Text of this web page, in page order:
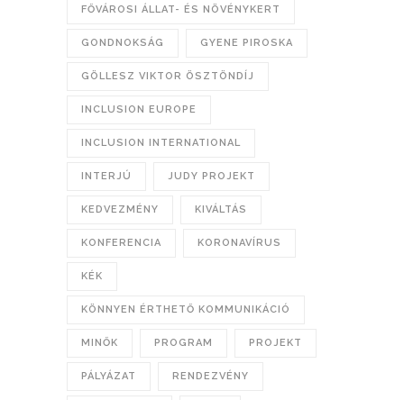
FŐVÁROSI ÁLLAT- ÉS NÖVÉNYKERT
GONDNOKSÁG GYENE PIROSKA
GÖLLESZ VIKTOR ÖSZTÖNDÍJ
INCLUSION EUROPE
INCLUSION INTERNATIONAL
INTERJÚ JUDY PROJEKT
KEDVEZMÉNY KIVÁLTÁS
KONFERENCIA KORONAVÍRUS
KÉK
KÖNNYEN ÉRTHETŐ KOMMUNIKÁCIÓ
MINŐK PROGRAM PROJEKT
PÁLYÁZAT RENDEZVÉNY